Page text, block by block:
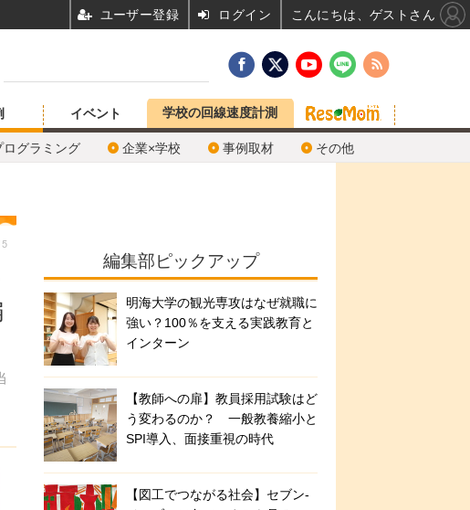
ログラミング 企業×学校 事例取材 その他
イベント 学校の回線速度計測
編集部ピックアップ
明海大学の観光専攻はなぜ就職に
強い？100％を支える実践教育と
インターン
【教師への扉】教員採用試験はど
う変わるのか？ 一般教養縮小と
SPI導入、面接重視の時代
【図工でつながる社会】セブン‐
ユーザー登録 ログイン こんにちは、ゲストさん